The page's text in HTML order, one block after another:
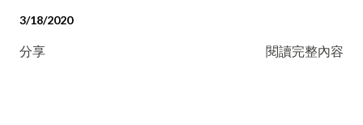
3/18/2020
分享 閱讀完整內容